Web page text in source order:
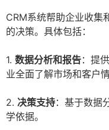
CRM系统帮助企业收集
的决策。具体包括：
1. 数据分析和报告：提
业全面了解市场和客户情
2. 决策支持：基于数据
学依据。